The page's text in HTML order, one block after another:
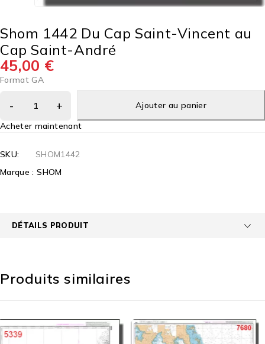
Shom 1442 Du Cap Saint-Vincent au
Cap Saint-André
45,00 €
Format GA
Ajouter au panier
Acheter maintenant
SKU:
SHOM1442
Marque :SHOM
DÉTAILS PRODUIT
Produits similaires